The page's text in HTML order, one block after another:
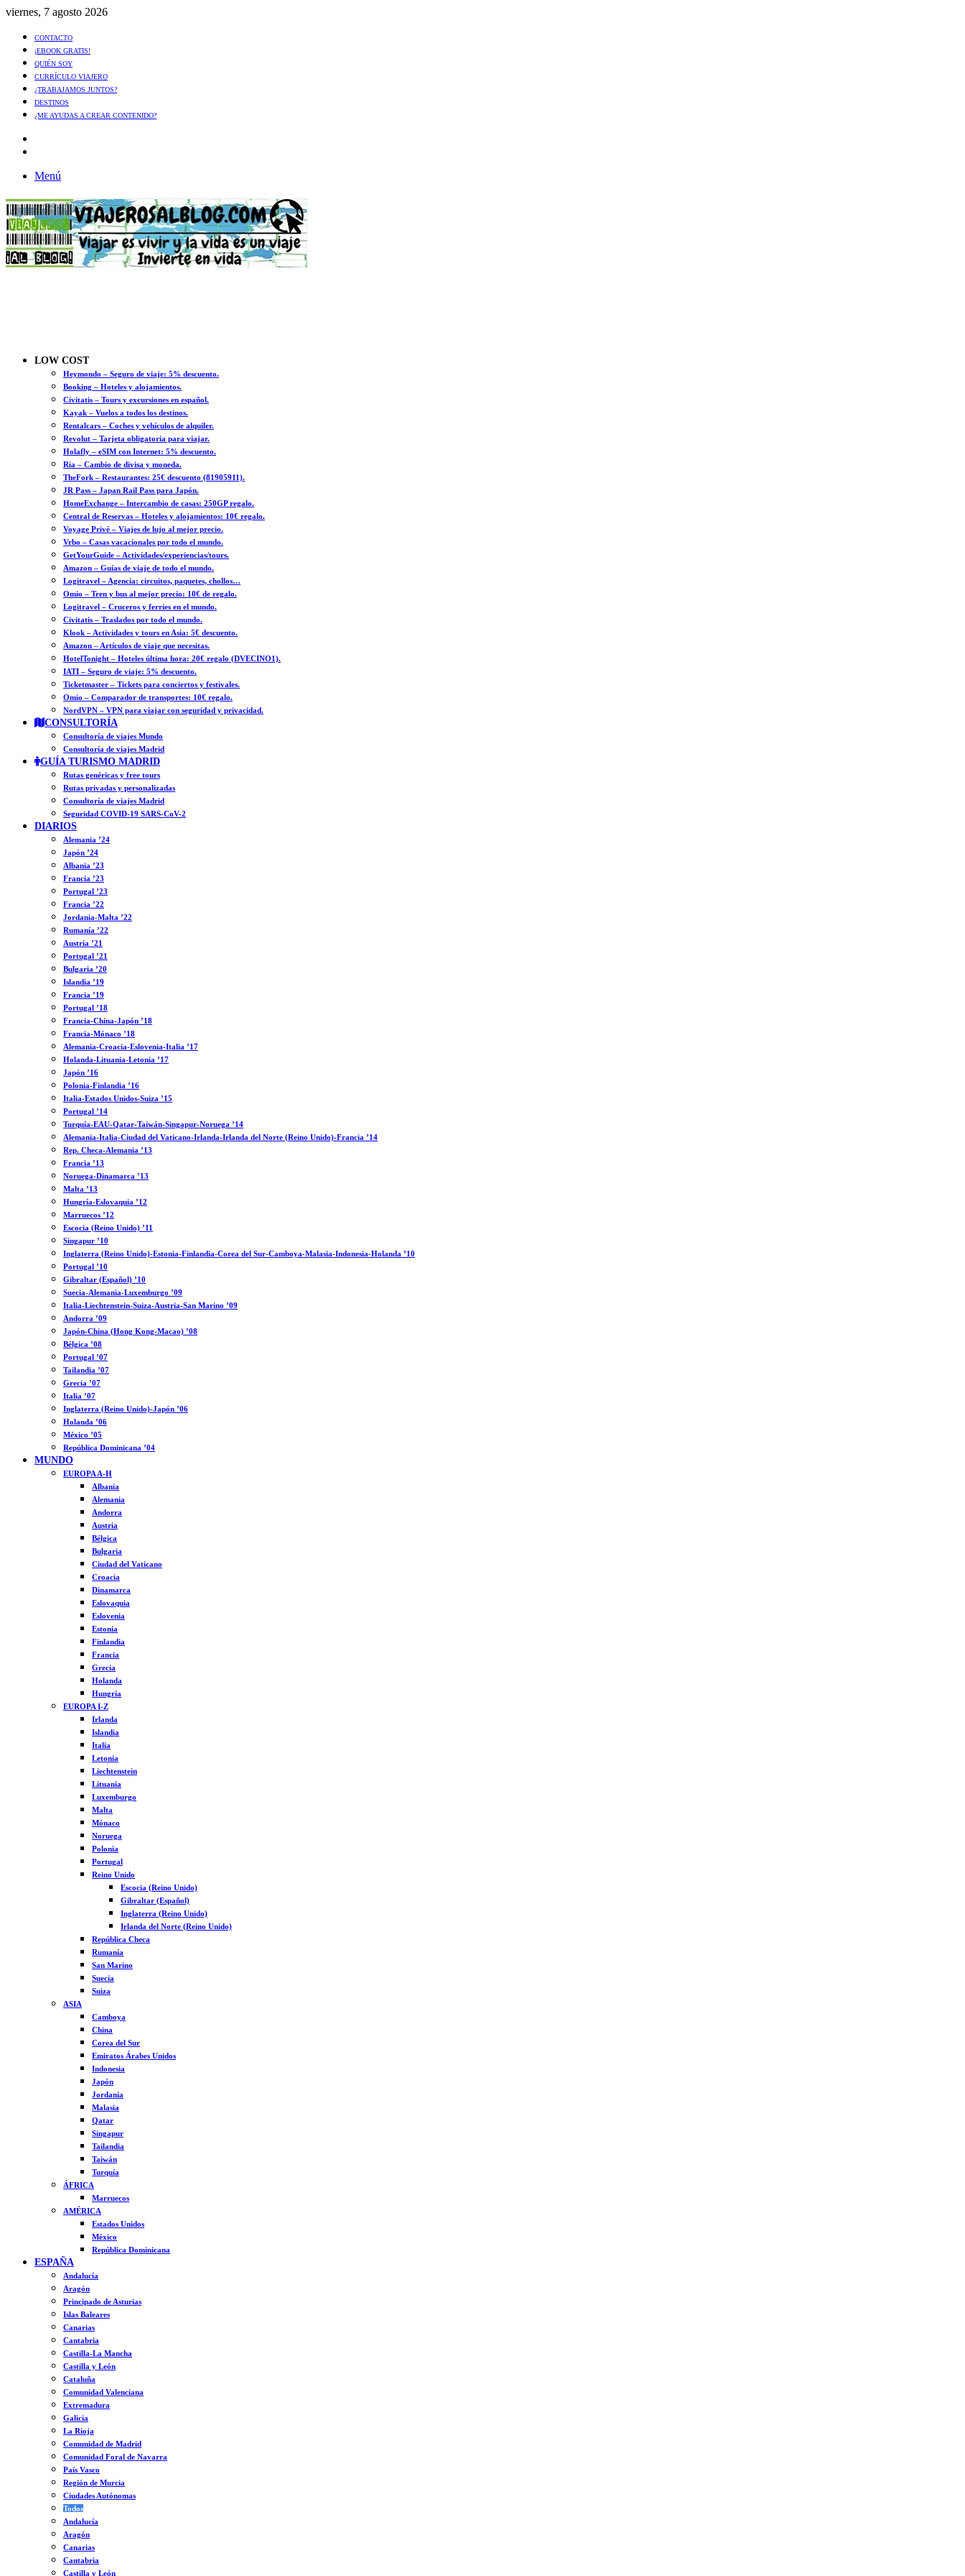
viernes, 7 agosto 2026
CONTACTO
¡EBOOK GRATIS!
QUIÉN SOY
CURRÍCULO VIAJERO
¿TRABAJAMOS JUNTOS?
DESTINOS
¿ME AYUDAS A CREAR CONTENIDO?
Menú
LOW COST
Heymondo – Seguro de viaje: 5% descuento.
Booking – Hoteles y alojamientos.
Civitatis – Tours y excursiones en español.
Kayak – Vuelos a todos los destinos.
Rentalcars – Coches y vehículos de alquiler.
Revolut – Tarjeta obligatoria para viajar.
Holafly – eSIM con Internet: 5% descuento.
Ria – Cambio de divisa y moneda.
TheFork – Restaurantes: 25€ descuento (81905911).
JR Pass – Japan Rail Pass para Japón.
HomeExchange – Intercambio de casas: 250GP regalo.
Central de Reservas – Hoteles y alojamientos: 10€ regalo.
Voyage Privé – Viajes de lujo al mejor precio.
Vrbo – Casas vacacionales por todo el mundo.
GetYourGuide – Actividades/experiencias/tours.
Amazon – Guías de viaje de todo el mundo.
Logitravel – Agencia: circuitos, paquetes, chollos…
Omio – Tren y bus al mejor precio: 10€ de regalo.
Logitravel – Cruceros y ferries en el mundo.
Civitatis – Traslados por todo el mundo.
Klook – Actividades y tours en Asia: 5€ descuento.
Amazon – Artículos de viaje que necesitas.
HotelTonight – Hoteles última hora: 20€ regalo (DVECINO1).
IATI – Seguro de viaje: 5% descuento.
Ticketmaster – Tickets para conciertos y festivales.
Omio – Comparador de transportes: 10€ regalo.
NordVPN – VPN para viajar con seguridad y privacidad.
CONSULTORÍA
Consultoría de viajes Mundo
Consultoría de viajes Madrid
GUÍA TURISMO MADRID
Rutas genéricas y free tours
Rutas privadas y personalizadas
Consultoría de viajes Madrid
Seguridad COVID-19 SARS-CoV-2
DIARIOS
Alemania ’24
Japón ’24
Albania ’23
Francia ’23
Portugal ’23
Francia ’22
Jordania-Malta ’22
Rumanía ’22
Austria ’21
Portugal ’21
Bulgaria ’20
Islandia ’19
Francia ’19
Portugal ’18
Francia-China-Japón ’18
Francia-Mónaco ’18
Alemania-Croacia-Eslovenia-Italia ’17
Holanda-Lituania-Letonia ’17
Japón ’16
Polonia-Finlandia ’16
Italia-Estados Unidos-Suiza ’15
Portugal ’14
Turquía-EAU-Qatar-Taiwán-Singapur-Noruega ’14
Alemania-Italia-Ciudad del Vaticano-Irlanda-Irlanda del Norte (Reino Unido)-Francia ’14
Rep. Checa-Alemania ’13
Francia ’13
Noruega-Dinamarca ’13
Malta ’13
Hungría-Eslovaquia ’12
Marruecos ’12
Escocia (Reino Unido) ’11
Singapur ’10
Inglaterra (Reino Unido)-Estonia-Finlandia-Corea del Sur-Camboya-Malasia-Indonesia-Holanda ’10
Portugal ’10
Gibraltar (Español) ’10
Suecia-Alemania-Luxemburgo ’09
Italia-Liechtenstein-Suiza-Austria-San Marino ’09
Andorra ’09
Japón-China (Hong Kong-Macao) ’08
Bélgica ’08
Portugal ’07
Tailandia ’07
Grecia ’07
Italia ’07
Inglaterra (Reino Unido)-Japón ’06
Holanda ’06
México ’05
República Dominicana ’04
MUNDO
EUROPA A-H
Albania
Alemania
Andorra
Austria
Bélgica
Bulgaria
Ciudad del Vaticano
Croacia
Dinamarca
Eslovaquia
Eslovenia
Estonia
Finlandia
Francia
Grecia
Holanda
Hungría
EUROPA I-Z
Irlanda
Islandia
Italia
Letonia
Liechtenstein
Lituania
Luxemburgo
Malta
Mónaco
Noruega
Polonia
Portugal
Reino Unido
Escocia (Reino Unido)
Gibraltar (Español)
Inglaterra (Reino Unido)
Irlanda del Norte (Reino Unido)
República Checa
Rumanía
San Marino
Suecia
Suiza
ASIA
Camboya
China
Corea del Sur
Emiratos Árabes Unidos
Indonesia
Japón
Jordania
Malasia
Qatar
Singapur
Tailandia
Taiwán
Turquía
ÁFRICA
Marruecos
AMÉRICA
Estados Unidos
México
República Dominicana
ESPAÑA
Andalucía
Aragón
Principado de Asturias
Islas Baleares
Canarias
Cantabria
Castilla-La Mancha
Castilla y León
Cataluña
Comunidad Valenciana
Extremadura
Galicia
La Rioja
Comunidad de Madrid
Comunidad Foral de Navarra
País Vasco
Región de Murcia
Ciudades Autónomas
Todos
Andalucía
Aragón
Canarias
Cantabria
Castilla y León